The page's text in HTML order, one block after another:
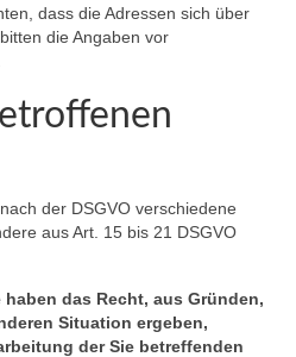
dass die Adressen sich über
die Angaben vor
der DSGVO verschiedene
aus Art. 15 bis 21 DSGVO
das Recht, aus Gründen,
Situation ergeben,
der Sie betreffenden